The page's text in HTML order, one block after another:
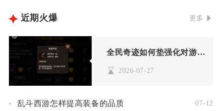
近期火爆 更多
全民奇迹如何垫强化对游戏中的pve有什么影响
2026-07-27
乱斗西游怎样提高装备的品质 07-12